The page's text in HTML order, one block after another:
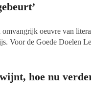
oeuvre van
Voor de Goede Doelen
geïnspireerd op zijn
hoe nu